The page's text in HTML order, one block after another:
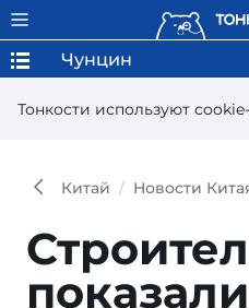
Тонкости используют
Чунцин
Китай Новости